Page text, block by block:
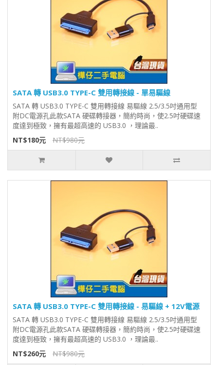
SATA 轉 USB3.0 TYPE-C 雙用轉接線 - 單易驅線
SATA 轉 USB3.0 TYPE-C 雙用轉接線 易驅線 2.5/3.5吋通用型
附DC電源孔此款SATA 硬碟轉接器，簡約時尚，使2.5吋硬碟速
度達到極致，擁有最超高速的 USB3.0 ，理論最..
NT$180元
NT$980元
SATA 轉 USB3.0 TYPE-C 雙用轉接線 - 易驅線 + 12V電源
SATA 轉 USB3.0 TYPE-C 雙用轉接線 易驅線 2.5/3.5吋通用型
附DC電源孔此款SATA 硬碟轉接器，簡約時尚，使2.5吋硬碟速
度達到極致，擁有最超高速的 USB3.0 ，理論最..
NT$260元
NT$980元